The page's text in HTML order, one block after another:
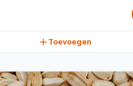
Toevoegen